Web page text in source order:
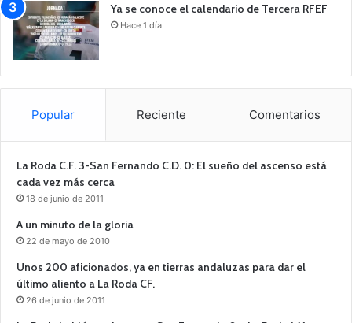
Ya se conoce el calendario de Tercera RFEF
Hace 1 día
Popular Reciente Comentarios
La Roda C.F. 3-San Fernando C.D. 0: El sueño del ascenso está
cada vez más cerca
18 de junio de 2011
A un minuto de la gloria
22 de mayo de 2010
Unos 200 aficionados, ya en tierras andaluzas para dar el
último aliento a La Roda CF.
26 de junio de 2011